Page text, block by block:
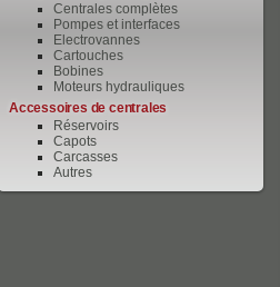
Centrales complètes
Pompes et interfaces
Electrovannes
Cartouches
Bobines
Moteurs hydrauliques
Accessoires de centrales
Réservoirs
Capots
Carcasses
Autres